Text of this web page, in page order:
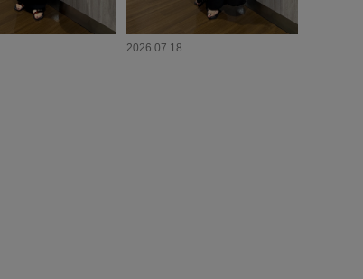
2026.07.18